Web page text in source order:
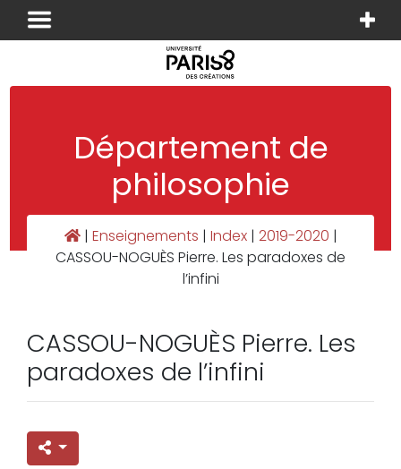
Panneau de gestion des cookies
Département de
philosophie
| Enseignements | Index | 2019-2020 |
CASSOU-NOGUÈS Pierre. Les paradoxes de
l’infini
CASSOU-NOGUÈS Pierre. Les
paradoxes de l’infini